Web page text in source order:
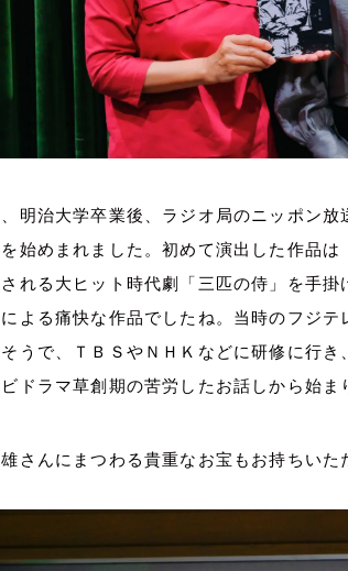
明治大学卒業後、ラジオ局のニッポン
始めまれました。初めて演出した作品は
れる大ヒット時代劇「三匹の侍」を手
よる痛快な作品でしたね。当時のフジ
うで、ＴＢＳやＮＨＫなどに研修に行
ドラマ草創期の苦労したお話しから始ま
さんにまつわる貴重なお宝もお持ちいた